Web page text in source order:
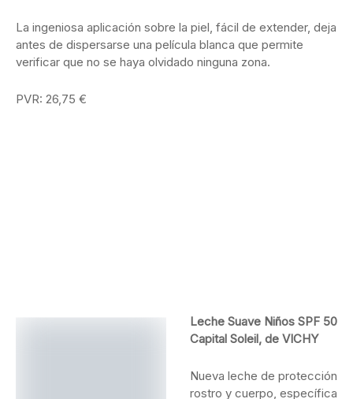
La ingeniosa aplicación sobre la piel, fácil de extender, deja
antes de dispersarse una película blanca que permite
verificar que no se haya olvidado ninguna zona.
PVR: 26,75 €
Leche Suave Niños SPF 50
Capital Soleil, de VICHY
Nueva leche de protección
rostro y cuerpo, específica